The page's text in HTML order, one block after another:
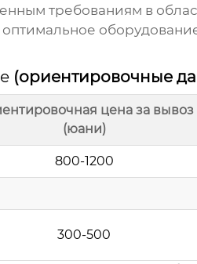
требованиям в
(ориентировочные
цена за вывоз
(юани)
800-1200
300-500